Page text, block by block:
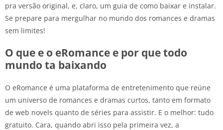
pra versão original, e, claro, um guia de como baixar e instalar.
Se prepare para mergulhar no mundo dos romances e dramas
sem limites!
O que e o eRomance e por que todo
mundo ta baixando
O eRomance é uma plataforma de entretenimento que reúne
um universo de romances e dramas curtos, tanto em formato
de web novels quanto de séries para assistir. E o melhor: tudo
gratuito. Cara, quando abri isso pela primeira vez, a